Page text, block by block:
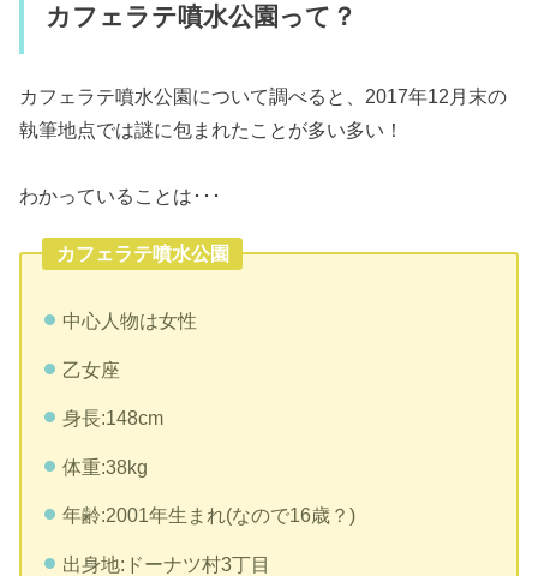
カフェラテ噴水公園って？
カフェラテ噴水公園について調べると、2017年12月末の
執筆地点では謎に包まれたことが多い多い！
わかっていることは･･･
カフェラテ噴水公園
中心人物は女性
乙女座
身長:148cm
体重:38kg
年齢:2001年生まれ(なので16歳？)
出身地:ドーナツ村3丁目